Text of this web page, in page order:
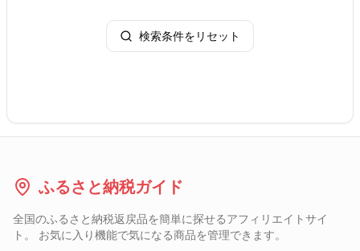
検索条件をリセット
ふるさと納税ガイド
全国のふるさと納税返戻品を簡単に探せるアフィリエイトサイ
ト。 お気に入り機能で気になる商品を管理できます。